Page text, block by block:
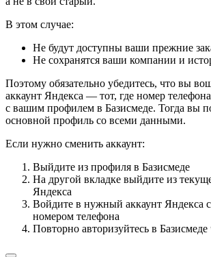
В этом случае:
Не будут доступны ваши прежние
Не сохранятся ваши компании и
Поэтому обязательно убедитесь, что вы
аккаунт Яндекса — тот, где номер
с вашим профилем в Базисмеде. Тогда вы
основной профиль со всеми данными.
Если нужно сменить аккаунт:
Выйдите из профиля в Базисмеде
На другой вкладке выйдите из
Яндекса
Войдите в нужный аккаунт Яндекса
номером телефона
Повторно авторизуйтесь в